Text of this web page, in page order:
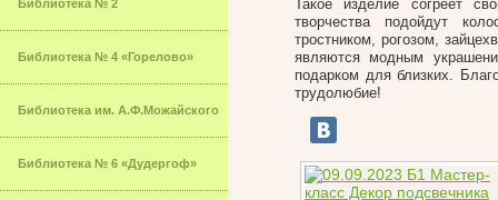
Библиотека № 2
Библиотека № 4 «Горелово»
Библиотека им. А.Ф.Можайского
Библиотека № 6 «Дудергоф»
Такое изделие согреет
творчества подойдут
тростником, рогозом,
являются модным
подарком для близких.
трудолюбие!